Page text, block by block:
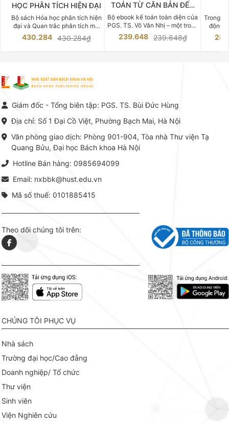
HỌC PHÂN TÍCH HIỆN ĐẠI
Bộ sách Hóa học phân tích hiện
đại và Quan trắc phân tích môi
trường của Cố Giáo sư, Tiến sĩ
Phạm Luận là một trong những
vực Hóa học phân tích tại Việt
Nam hiện nay. Bộ sách mang
đến một hệ thống tri thức hoàn
thuật thực hành -> Ứng dụng
chuyên ngành, được NXB Bách
khoa Hà Nội ấn hành cả hai
phiên bản sách giấy và điện tử.
430.284 430.284₫
TOÁN TỪ CĂN BẢN ĐẾN
CHUYÊN SÂU
Bộ ebook kế toán toàn diện của
PGS. TS. Võ Văn Nhị – một trong
những chuyên gia hàng đầu,
giàu kinh nghiệm trong lĩnh vực
239.648 239.648₫
Trong
động
việc
tế và
tín trong
lý. Các
Giám đốc - Tổng biên tập: PGS. TS. Bùi Đức Hùng
Địa chỉ: Số 1 Đại Cồ Việt, Phường Bạch Mai, Hà Nội
Văn phòng giao dịch: Phòng 901-904, Tòa nhà Thư viện Tạ
Quang Bửu, Đại học Bách khoa Hà Nội
Hotline Bán hàng: 0985694099
Email: nxbbk@hust.edu.vn
Mã số thuế: 0101885415
Theo dõi chúng tôi trên:
CHÚNG TÔI PHỤC VỤ
Nhà sách
Trường đại học/Cao đẳng
Doanh nghiệp/ Tổ chức
Thư viện
Sinh viên
Viện Nghiên cứu